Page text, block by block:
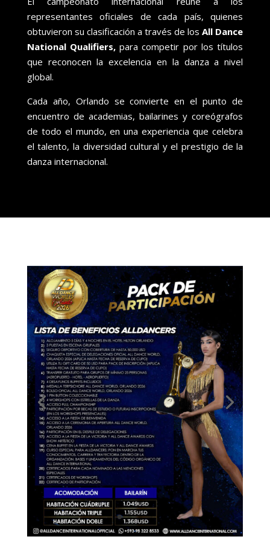
representantes oficiales de cada país, quienes
obtuvieron su clasificación a través de losAll Dance
National Qualifiers, para competir por los títulos
que reconocen la excelencia en la danza a nivel
global.
Cada año, Orlando se convierte en el punto de
encuentro de academias, bailarines y coreógrafos
de todo el mundo, en una experiencia que celebra
el talento, la diversidad cultural y el prestigio de la
danza internacional.